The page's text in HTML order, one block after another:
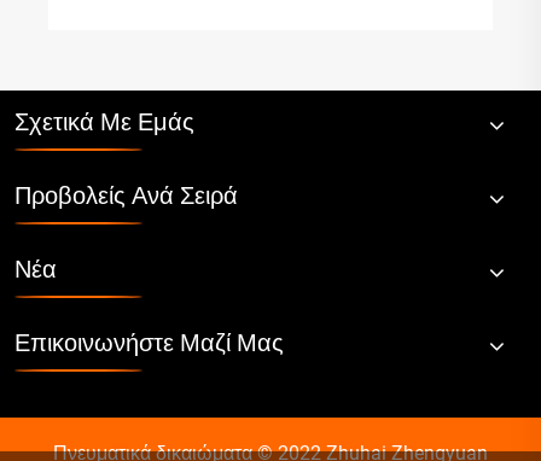
Σχετικά Με Εμάς
Προβολείς Ανά Σειρά
Νέα
Επικοινωνήστε Μαζί Μας
Πνευματικά δικαιώματα © 2022 Zhuhai Zhengyuan